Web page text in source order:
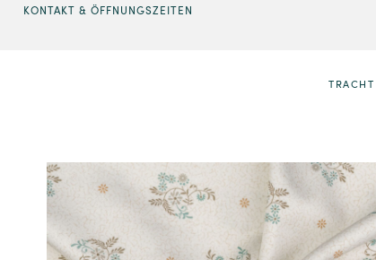
KONTAKT & ÖFFNUNGSZEITEN
TRACHT